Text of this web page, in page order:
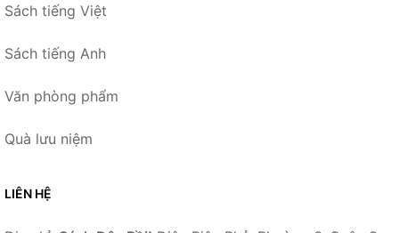
Sách tiếng Việt
Sách tiếng Anh
Văn phòng phẩm
Quà lưu niệm
LIÊN HỆ